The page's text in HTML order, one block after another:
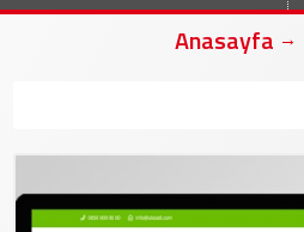
Anasayfa